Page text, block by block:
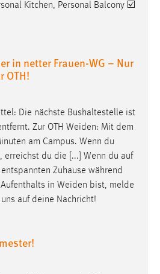
Kitchen, Personal Balcony ☑️
in netter Frauen-WG – Nur
OTH!
Die nächste Bushaltestelle ist
Zur OTH Weiden: Mit dem
am Campus. Wenn du
erreichst du die [...] Wenn du auf
Zuhause während
in Weiden bist, melde
auf deine Nachricht!
Chatfunktion nutzen zu können.
Sitzungslaufzeit, mibew_locale = 3
= 1 Jahr
um sich an der Website